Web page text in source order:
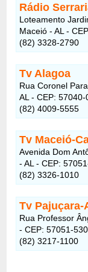
Rádio
Loteamento
Maceió - AL -
(82) 3328-2790
Tv Alagoa
Rua Coronel
AL - CEP: 57040-
(82) 4009-5555
Tv Maceió-
Avenida Dom
- AL - CEP:
(82) 3326-1010
Tv Pajuçara-
Rua Professor
- CEP: 57051-530
(82) 3217-1100